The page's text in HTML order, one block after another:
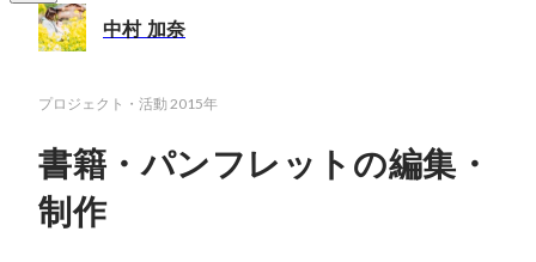
中村 加奈
プロジェクト・活動 2015年
書籍・パンフレットの編集・
制作